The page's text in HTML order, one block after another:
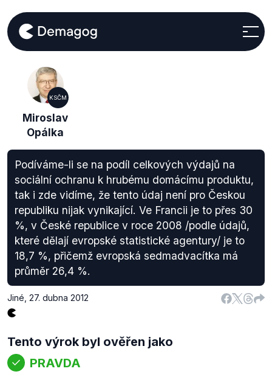
KSČM
Miroslav
Opálka
Podíváme-li se na podíl celkových výdajů na
sociální ochranu k hrubému domácímu produktu,
tak i zde vidíme, že tento údaj není pro Českou
republiku nijak vynikající. Ve Francii je to přes 30
%, v České republice v roce 2008 /podle údajů,
které dělají evropské statistické agentury/ je to
18,7 %, přičemž evropská sedmadvacítka má
průměr 26,4 %.
Jiné 27. dubna 2012
Tento výrok byl ověřen jako
PRAVDA